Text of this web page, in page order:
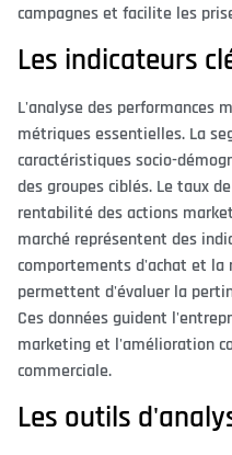
campagnes et facilite les
Les indicateurs
L'analyse des performances
métriques essentielles. La
caractéristiques socio-
des groupes ciblés. Le taux
rentabilité des actions
marché représentent des
comportements d'achat et
permettent d'évaluer la
Ces données guident
marketing et l'amélioration
commerciale.
Les outils